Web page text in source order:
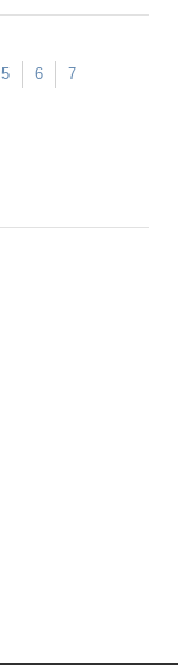
5 6
7